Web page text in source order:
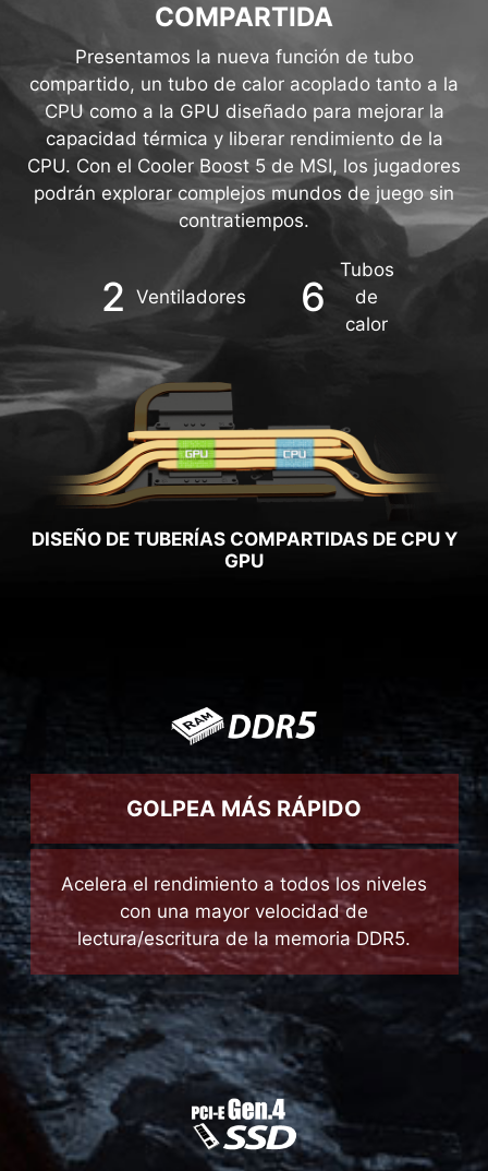
2 Ventiladores 6
de
calor
DISEÑO DE TUBERÍAS COMPARTIDAS DE CPU Y
GOLPEA MÁS RÁPIDO
lectura/escritura de la memoria DDR5.
VELOCIDAD DE CARGA COMO POR
ARTE DE MAGIA
Con un rendimiento extremadamente alto y
un ancho de banda de hasta 7.88 GB/s, el
PCIe Gen 4 permite a los usuarios cargar
cualquier juego y tarea a velocidades